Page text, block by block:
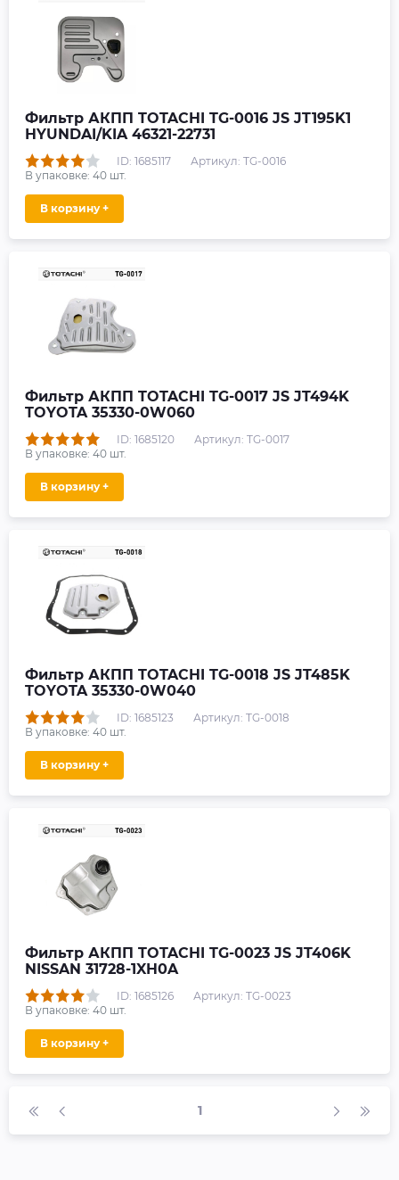
Фильтр АКПП TOTACHI TG-0016 JS JT195K1
HYUNDAI/KIA 46321-22731
ID: 1685117
Артикул: TG-0016
В упаковке: 40 шт.
В корзину +
Фильтр АКПП TOTACHI TG-0017 JS JT494K
TOYOTA 35330-0W060
ID: 1685120
Артикул: TG-0017
В упаковке: 40 шт.
В корзину +
Фильтр АКПП TOTACHI TG-0018 JS JT485K
TOYOTA 35330-0W040
ID: 1685123
Артикул: TG-0018
В упаковке: 40 шт.
В корзину +
Фильтр АКПП TOTACHI TG-0023 JS JT406K
NISSAN 31728-1XH0A
ID: 1685126
Артикул: TG-0023
В упаковке: 40 шт.
В корзину +
1